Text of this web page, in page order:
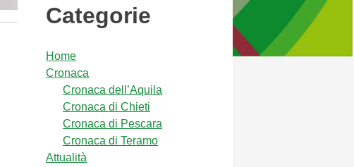
Categorie
Home
Cronaca
Cronaca dell’Aquila
Cronaca di Chieti
Cronaca di Pescara
Cronaca di Teramo
Attualità